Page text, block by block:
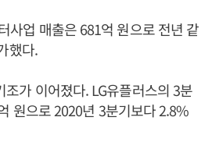
사업 매출은 681억 원으로 전년 같
했다.
가 이어졌다. LG유플러스의 3분
원으로 2020년 3분기보다 2.8%